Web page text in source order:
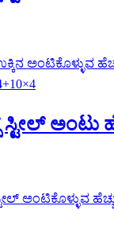
ಸ್ಟೀಲ್ ಅಂಟು